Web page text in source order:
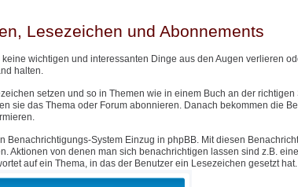
Lesezeichen und Abonnements
wichtigen und interessanten Dinge aus den Augen verlieren
halten.
setzen und so in Themen wie in einem Buch an der
sie das Thema oder Forum abonnieren. Danach bekommen die
Benachrichtigungs-System Einzug in phpBB. Mit diesen
Aktionen von denen man sich benachrichtigen lassen sind z.B.
auf ein Thema, in das der Benutzer ein Lesezeichen gesetzt hat.